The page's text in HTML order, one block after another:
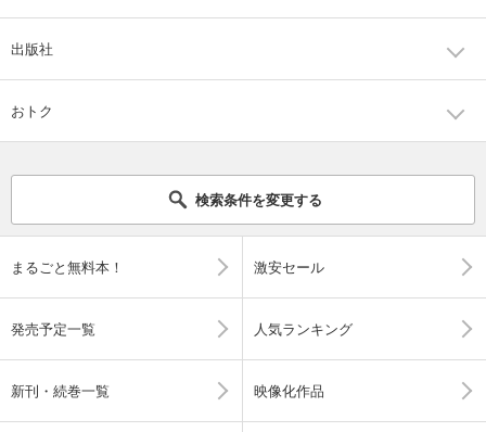
出版社
おトク
検索条件を変更する
まるごと無料本！ 激安セール
発売予定一覧 人気ランキング
新刊・続巻一覧 映像化作品